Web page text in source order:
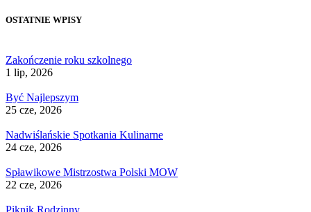
OSTATNIE WPISY
Zakończenie roku szkolnego
1 lip, 2026
Być Najlepszym
25 cze, 2026
Nadwiślańskie Spotkania Kulinarne
24 cze, 2026
Spławikowe Mistrzostwa Polski MOW
22 cze, 2026
Piknik Rodzinny